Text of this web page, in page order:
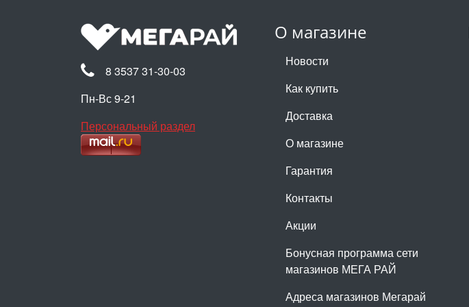
О магазине
Новости
Как купить
Доставка
О магазине
Гарантия
Контакты
Акции
Бонусная программа сети
магазинов МЕГА РАЙ
Адреса магазинов Мегарай
8 3537 31-30-03
Пн-Вс 9-21
Персональный раздел